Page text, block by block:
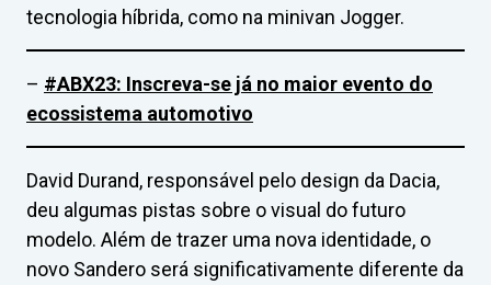
tecnologia híbrida, como na minivan Jogger.
– #ABX23: Inscreva-se já no maior evento do
ecossistema automotivo
David Durand, responsável pelo design da Dacia,
deu algumas pistas sobre o visual do futuro
modelo. Além de trazer uma nova identidade, o
novo Sandero será significativamente diferente da